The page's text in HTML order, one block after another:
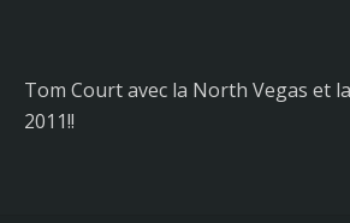
Tom Court avec la North Vegas et
2011!!